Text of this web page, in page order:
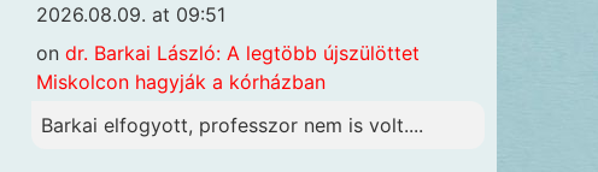
2026.08.09. at 09:51
on dr. Barkai László: A legtöbb újszülöttet
Miskolcon hagyják a kórházban
Barkai elfogyott, professzor nem is volt....